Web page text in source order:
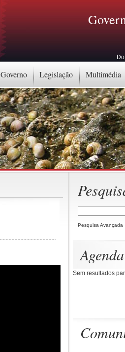
Governo Legislação Multimédia
Pesquisa Avançada
Agenda
Sem resultados